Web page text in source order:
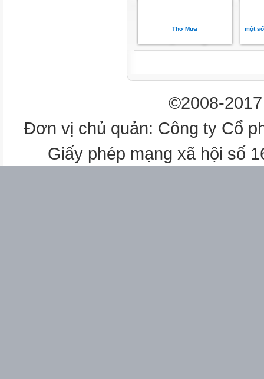
* * * *CHƠI CÁC TRÒ CHƠI
*
*Ă
*Â
*Ă
*A
Thơ Mưa một
©2008-
Đơn vị chủ quản: Công ty Cổ
Giấy phép mạng xã hội số